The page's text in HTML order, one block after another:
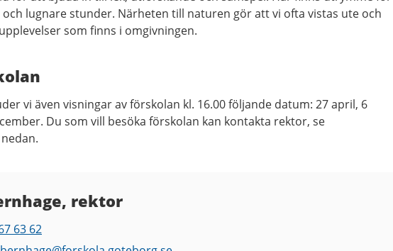
och lugnare stunder. Närheten till naturen gör att vi ofta vistas ute och
som finns i omgivningen.
vi även visningar av förskolan kl. 16.00 följande datum: 27 april, 6
Du som vill besöka förskolan kan kontakta rektor, se
rektor
63 62